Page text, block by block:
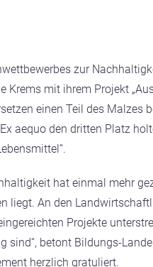
zur
Krems mit ihrem Projekt
einen Teil des Malzes
aequo den dritten Platz
hat einmal mehr
liegt. An den
Projekte
sind“, betont Bildungs-
herzlich gratuliert.